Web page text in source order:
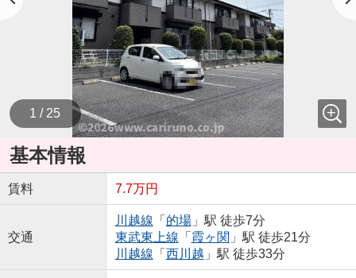
1 / 25
基本情報
賃料 7.7万円
交通
川越線 「 的場」駅 徒歩7分
東武東上線 「 霞ヶ関 」駅 徒歩21分
川越線 「 西川越 」駅 徒歩33分